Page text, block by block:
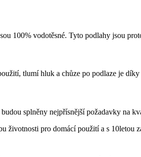
100% vodotěsné. Tyto podlahy jsou
tlumí hluk a chůze po podlaze je
splněny nejpřísnější požadavky na
životnosti pro domácí použití a s 10letou